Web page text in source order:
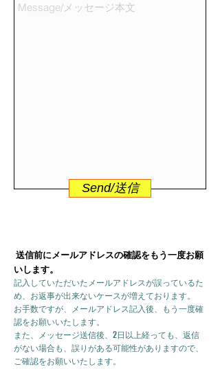
Send/送信
送信前にメールアドレスの確認をもう一度お願
いします。
記入していただいたメールアドレスが誤っているた
め、お返事が出来ないケースが増えております。
お手数ですが、メールアドレス記入後、もう一度確
認をお願いいたします。
また、メッセージ送信後、2日以上経っても、返信
がない場合も、誤りがある可能性がありますので、
ご確認をお願いいたします。